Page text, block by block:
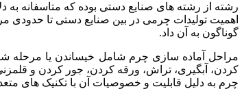
رشته از رشته های صنایع دستی بوده که متاسفانه به
اهمیت تولیدات چرمی در بین صنایع دستی تا حدودی
گوناگون به آن داد.
مراحل آماده سازی چرم شامل خیساندن یا مرحله
کردن، آبگیری، تراش، ورقه کردن، جور کردن و
چرم به دلیل قابلیت و خصوصیات آن با تکنیک های